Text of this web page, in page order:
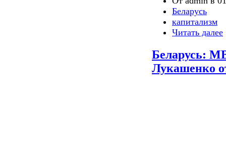
Беларусь
капитализм
Читать далее
Беларусь:
Лукашенко